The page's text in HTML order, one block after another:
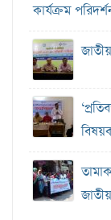
কার্যক্রম